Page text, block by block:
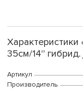
Характеристики
35см/14''
Артикул
Производитель